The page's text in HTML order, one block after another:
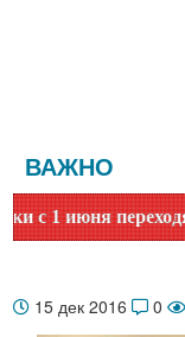
ВАЖНО
июня переходят
15 дек 2016 0